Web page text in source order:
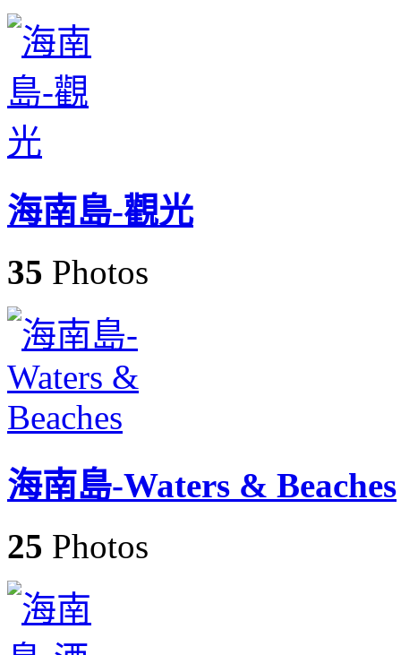
海南島-觀光
35 Photos
海南島-Waters & Beaches
25 Photos